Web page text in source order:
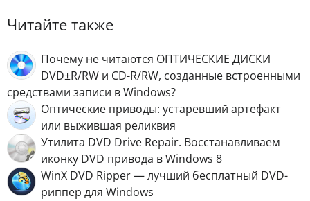
Читайте также
Почему не читаются ОПТИЧЕСКИЕ ДИСКИ
DVD±R/RW и CD-R/RW, созданные встроенными
средствами записи в Windows?
Оптические приводы: устаревший артефакт
или выжившая реликвия
Утилита DVD Drive Repair. Восстанавливаем
иконку DVD привода в Windows 8
WinX DVD Ripper — лучший бесплатный DVD-
риппер для Windows